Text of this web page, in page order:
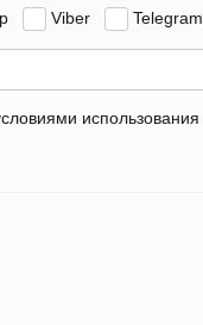
Viber Telegram
использования